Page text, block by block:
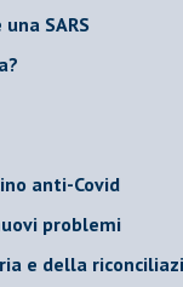
SARS
anti-Covid
problemi
e della